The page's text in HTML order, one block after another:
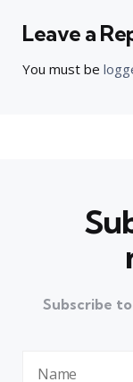
Leave a
You must be
Subscribe